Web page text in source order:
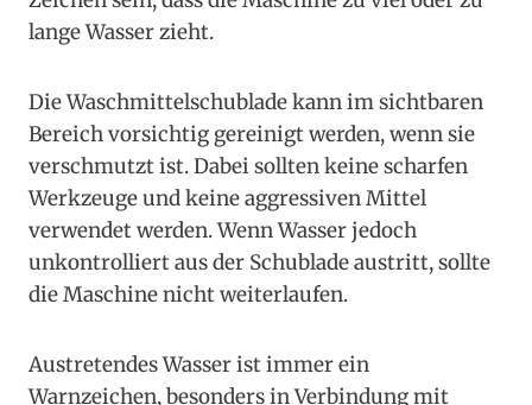
lange Wasser zieht.
Die Waschmittelschublade kann im sichtbaren
Bereich vorsichtig gereinigt werden, wenn sie
verschmutzt ist. Dabei sollten keine scharfen
Werkzeuge und keine aggressiven Mittel
verwendet werden. Wenn Wasser jedoch
unkontrolliert aus der Schublade austritt, sollte
die Maschine nicht weiterlaufen.
Austretendes Wasser ist immer ein
Warnzeichen, besonders in Verbindung mit